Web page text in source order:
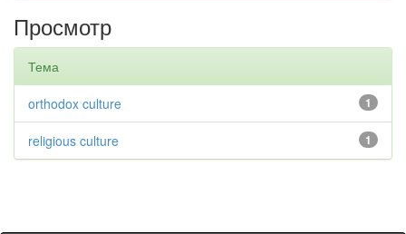
Просмотр
Тема
1
orthodox culture
1
religious culture